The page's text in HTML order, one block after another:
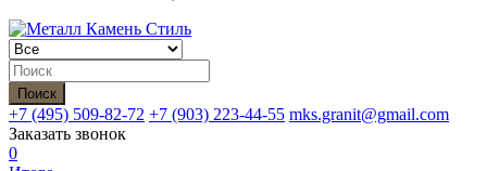
Поиск
+7 (495) 509-82-72 +7 (903) 223-44-55 mks.granit@gmail.com
Заказать звонок
0